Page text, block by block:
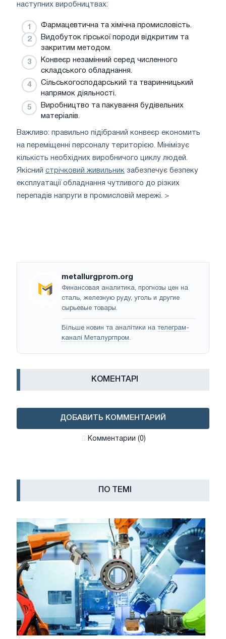
наступних виробництвах:
Фармацевтична та хімічна промисловість.
Видобуток гірської породи відкритим та
закритим методом.
Конвеєр незамінний серед численного
складського обладнання.
Сільськогосподарський та тваринницький
напрямок діяльності.
Виробництво та пакування будівельних
матеріалів.
Важливо: правильно підібраний конвеєр економить
на переміщенні персоналу територією. Мінімізує
кількість необхідних виробничого циклу людей.
Якісний стрічковий живильник забезпечує безпеку
експлуатації обладнання чутливого до різких
перепадів напруги в промисловій мережі. >
metallurgprom.org
Финансовая аналитика, прогнозы цен на
сталь, железную руду, уголь и другие
сырьевые товары.
Більше новин та аналітики на телеграм-
каналі Металургпром.
КОМЕНТАРІ
ДОБАВИТЬ КОММЕНТАРИЙ
Комментарии (0)
ПО ТЕМІ